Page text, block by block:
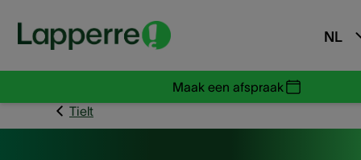
NL
Maak een afspraak
Tielt